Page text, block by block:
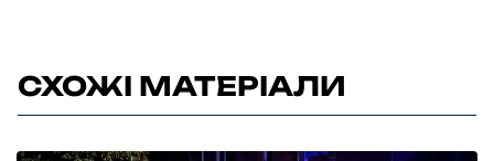
СХОЖІ МАТЕРІАЛИ